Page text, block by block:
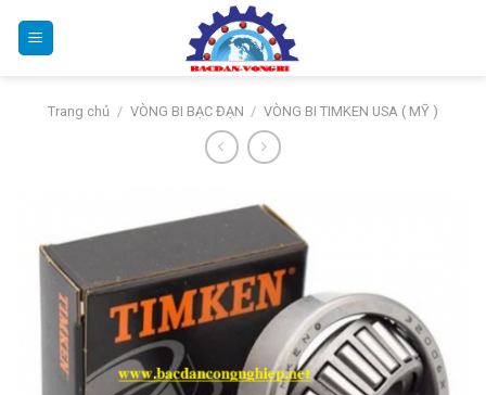
Trang chủ / VÒNG BI BẠC ĐẠN / VÒNG BI TIMKEN USA ( MỸ )